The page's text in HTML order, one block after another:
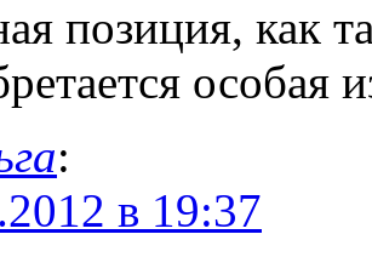
позиция, как
особая
:
в 19:37